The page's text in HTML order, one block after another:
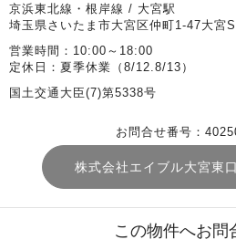
京浜東北線・根岸線 / 大宮駅
埼玉県さいたま市大宮区仲町1-47大宮
営業時間：10:00～18:00
定休日：夏季休業（8/12.8/13）
国土交通大臣(7)第5338号
お問合せ番号：
株式会社エイブル大宮東
この物件へお問